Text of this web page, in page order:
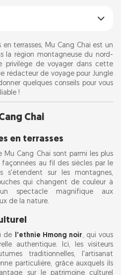
Chai
en terrasses
visiter
terrasses, Mu Cang Chai est un
la région montagneuse du nord-
privilège de voyager dans cette
rédacteur de voyage pour Jungle
quelques conseils pour vous
!
Chai
en terrasses
Mu Cang Chai sont parmi les plus
façonnées au fil des siècles par le
s'étendent sur les montagnes,
qui changent de couleur à
spectacle magnifique aux
de la nature.
de l'ethnie Hmong noir, qui vous
authentique. Ici, les visiteurs
traditionnelles, l'artisanat
particulière, grâce auxquels ils
sur le patrimoine culturel